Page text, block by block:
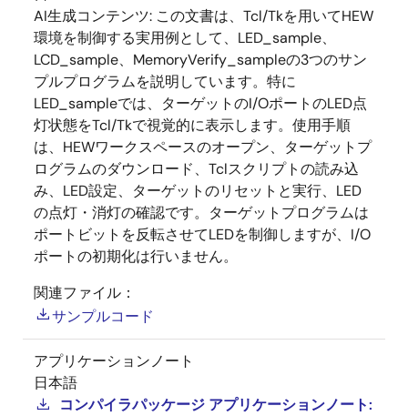
AI生成コンテンツ: この文書は、Tcl/Tkを用いてHEW
環境を制御する実用例として、LED_sample、
LCD_sample、MemoryVerify_sampleの3つのサン
プルプログラムを説明しています。特に
LED_sampleでは、ターゲットのI/OポートのLED点
灯状態をTcl/Tkで視覚的に表示します。使用手順
は、HEWワークスペースのオープン、ターゲットプ
ログラムのダウンロード、Tclスクリプトの読み込
み、LED設定、ターゲットのリセットと実行、LED
の点灯・消灯の確認です。ターゲットプログラムは
ポートビットを反転させてLEDを制御しますが、I/O
ポートの初期化は行いません。
関連ファイル：
サンプルコード
アプリケーションノート
日本語
コンパイラパッケージ アプリケーションノート: